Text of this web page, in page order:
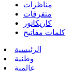
مناظرات
متفرقات
كاريكاتور
كلمات مفاتيح
الرئيسية
وطنية
عالمية